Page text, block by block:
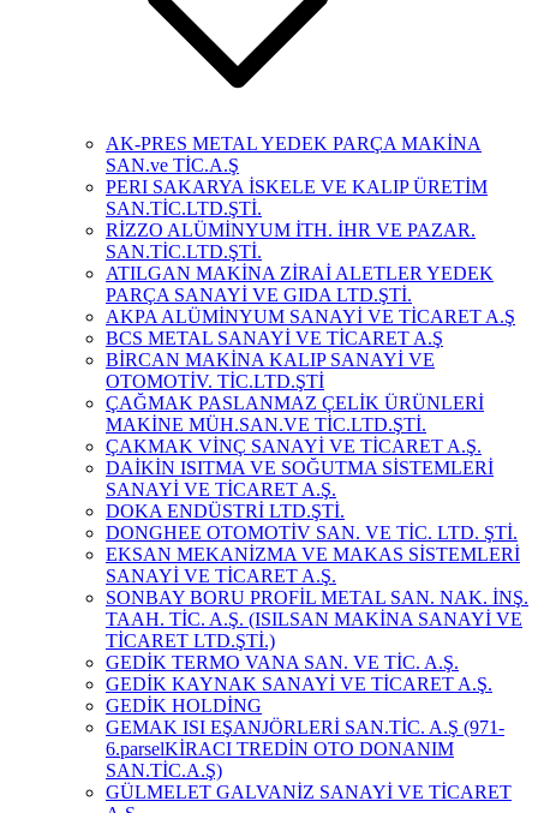
AK-PRES METAL YEDEK PARÇA MAKİNA
SAN.ve TİC.A.Ş
PERI SAKARYA İSKELE VE KALIP ÜRETİM
SAN.TİC.LTD.ŞTİ.
RİZZO ALÜMİNYUM İTH. İHR VE PAZAR.
SAN.TİC.LTD.ŞTİ.
ATILGAN MAKİNA ZİRAİ ALETLER YEDEK
PARÇA SANAYİ VE GIDA LTD.ŞTİ.
AKPA ALÜMİNYUM SANAYİ VE TİCARET A.Ş
BCS METAL SANAYİ VE TİCARET A.Ş
BİRCAN MAKİNA KALIP SANAYİ VE
OTOMOTİV. TİC.LTD.ŞTİ
ÇAĞMAK PASLANMAZ ÇELİK ÜRÜNLERİ
MAKİNE MÜH.SAN.VE TİC.LTD.ŞTİ.
ÇAKMAK VİNÇ SANAYİ VE TİCARET A.Ş.
DAİKİN ISITMA VE SOĞUTMA SİSTEMLERİ
SANAYİ VE TİCARET A.Ş.
DOKA ENDÜSTRİ LTD.ŞTİ.
DONGHEE OTOMOTİV SAN. VE TİC. LTD. ŞTİ.
EKSAN MEKANİZMA VE MAKAS SİSTEMLERİ
SANAYİ VE TİCARET A.Ş.
SONBAY BORU PROFİL METAL SAN. NAK. İNŞ.
TAAH. TİC. A.Ş. (ISILSAN MAKİNA SANAYİ VE
TİCARET LTD.ŞTİ.)
GEDİK TERMO VANA SAN. VE TİC. A.Ş.
GEDİK KAYNAK SANAYİ VE TİCARET A.Ş.
GEDİK HOLDİNG
GEMAK ISI EŞANJÖRLERİ SAN.TİC. A.Ş (971-
6.parselKİRACI TREDİN OTO DONANIM
SAN.TİC.A.Ş)
GÜLMELET GALVANİZ SANAYİ VE TİCARET